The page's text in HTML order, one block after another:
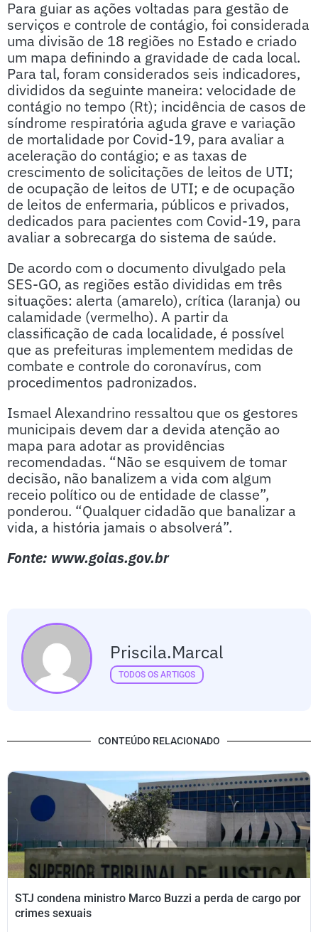
Para guiar as ações voltadas para gestão de
serviços e controle de contágio, foi considerada
uma divisão de 18 regiões no Estado e criado
um mapa definindo a gravidade de cada local.
Para tal, foram considerados seis indicadores,
divididos da seguinte maneira: velocidade de
contágio no tempo (Rt); incidência de casos de
síndrome respiratória aguda grave e variação
de mortalidade por Covid-19, para avaliar a
aceleração do contágio; e as taxas de
crescimento de solicitações de leitos de UTI;
de ocupação de leitos de UTI; e de ocupação
de leitos de enfermaria, públicos e privados,
dedicados para pacientes com Covid-19, para
avaliar a sobrecarga do sistema de saúde.
De acordo com o documento divulgado pela
SES-GO, as regiões estão divididas em três
situações: alerta (amarelo), crítica (laranja) ou
calamidade (vermelho). A partir da
classificação de cada localidade, é possível
que as prefeituras implementem medidas de
combate e controle do coronavírus, com
procedimentos padronizados.
Ismael Alexandrino ressaltou que os gestores
municipais devem dar a devida atenção ao
mapa para adotar as providências
recomendadas. “Não se esquivem de tomar
decisão, não banalizem a vida com algum
receio político ou de entidade de classe”,
ponderou. “Qualquer cidadão que banalizar a
vida, a história jamais o absolverá”.
Fonte: www.goias.gov.br
Priscila.marcal
TODOS OS ARTIGOS
CONTEÚDO RELACIONADO
STJ condena ministro Marco Buzzi a perda de cargo por
crimes sexuais